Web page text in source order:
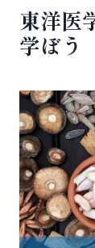
東洋医
学ぼう